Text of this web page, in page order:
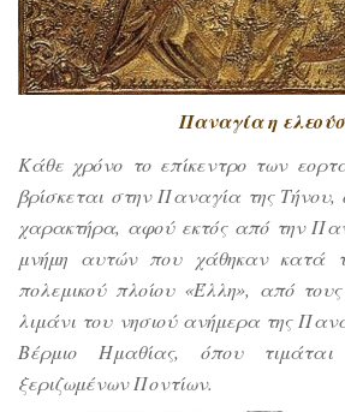
Παναγία η
Κάθε χρόνο το επίκεντρο των
βρίσκεται στην Παναγία της Τήνου,
χαρακτήρα, αφού εκτός από την
μνήμη αυτών που χάθηκαν κατά
πολεμικού πλοίου «Έλλη», από
λιμάνι του νησιού ανήμερα της
Βέρμιο Ημαθίας, όπου
ξεριζωμένων Ποντίων.